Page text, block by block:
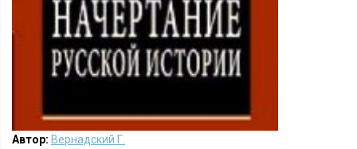
Автор: Вернадский Г.